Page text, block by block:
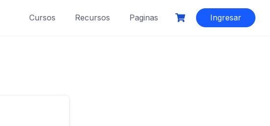
Cursos Recursos Paginas Ingresar